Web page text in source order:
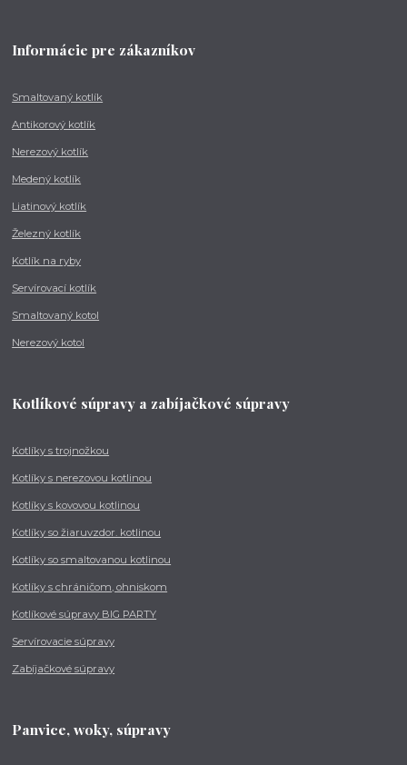
Informácie pre zákazníkov
Smaltovaný kotlík
Antikorový kotlík
Nerezový kotlík
Medený kotlík
Liatinový kotlík
Železný kotlík
Kotlík na ryby
Servírovací kotlík
Smaltovaný kotol
Nerezový kotol
Kotlíkové súpravy a zabíjačkové súpravy
Kotlíky s trojnožkou
Kotlíky s nerezovou kotlinou
Kotlíky s kovovou kotlinou
Kotlíky so žiaruvzdor. kotlinou
Kotlíky so smaltovanou kotlinou
Kotlíky s chráničom, ohniskom
Kotlíkové súpravy BIG PARTY
Servírovacie súpravy
Zabíjačkové súpravy
Panvice, woky, súpravy